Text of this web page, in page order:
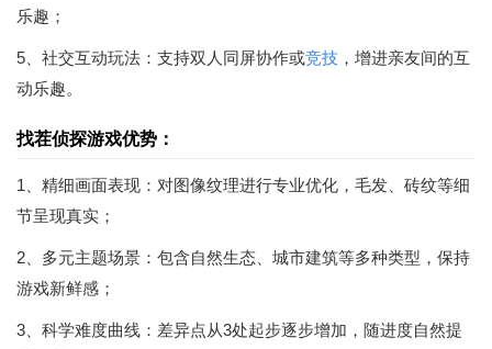
乐趣；
5、社交互动玩法：支持双人同屏协作或竞技 ，增进亲友间的互
动乐趣。
找茬侦探游戏优势：
1、精细画面表现：对图像纹理进行专业优化，毛发、砖纹等细
节呈现真实；
2、多元主题场景：包含自然生态、城市建筑等多种类型，保持
游戏新鲜感；
3、科学难度曲线：差异点从3处起步逐步增加，随进度自然提